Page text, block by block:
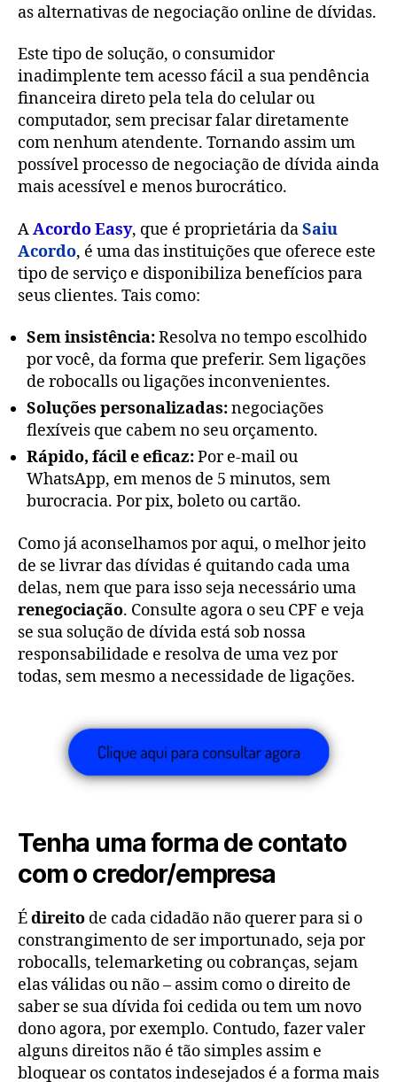
as alternativas de negociação online de dívidas.
Este tipo de solução, o consumidor
inadimplente tem acesso fácil a sua pendência
financeira direto pela tela do celular ou
computador, sem precisar falar diretamente
com nenhum atendente. Tornando assim um
possível processo de negociação de dívida ainda
mais acessível e menos burocrático.
AAcordo Easy, que é proprietária daSaiu
Acordo, é uma das instituições que oferece este
tipo de serviço e disponibiliza benefícios para
seus clientes. Tais como:
Sem insistência:Resolva no tempo escolhido
por você, da forma que preferir. Sem ligações
de robocalls ou ligações inconvenientes.
Soluções personalizadas:negociações
flexíveis que cabem no seu orçamento.
Rápido, fácil e eficaz:Por e-mail ou
WhatsApp, em menos de 5 minutos, sem
burocracia. Por pix, boleto ou cartão.
Como já aconselhamos por aqui, o melhor jeito
de se livrar das dívidas é quitando cada uma
delas, nem que para isso seja necessário uma
renegociação. Consulte agora o seu CPF e veja
se sua solução de dívida está sob nossa
responsabilidade e resolva de uma vez por
todas, sem mesmo a necessidade de ligações.
Tenha uma forma de contato
com o credor/empresa
Édireito de cada cidadão não querer para si o
constrangimento de ser importunado, seja por
robocalls, telemarketing ou cobranças, sejam
elas válidas ou não – assim como o direito de
saber se sua dívida foi cedida ou tem um novo
dono agora, por exemplo. Contudo, fazer valer
alguns direitos não é tão simples assim e
bloquear os contatos indesejados é a forma mais